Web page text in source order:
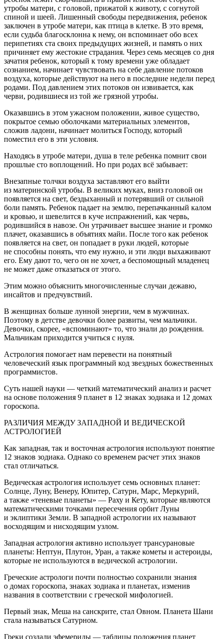
утробы матери, с головой, прижатой к животу, с согнутой
спиной и шеей. Лишенный свободы передвижения, ребенок
заключен в утробе матери, как птица в клетке. В это время,
если судьба благосклонна к нему, он вспоминает обо всех
перипетиях ста своих предыдущих жизней, и память о них
причиняет ему жестокие страдания. Через семь месяцев со дня
зачатия ребенок, который к тому времени уже обладает
сознанием, начинает чувствовать на себе давление потоков
воздуха, которые действуют на него в последние недели перед
родами. Под давлением этих потоков он извивается, как
черви, родившиеся из той же грязной утробы.
Оказавшись в этом ужасном положении, живое существо,
покрытое семью оболочками материальных элементов,
сложив ладони, начинает молиться Господу, который
поместил его в эти условия.
Находясь в утробе матери, душа в теле ребенка помнит свои
прошлые сто воплощений. Но при родах всё забывает:
Внезапные толчки воздуха заставляют его выйти
из материнской утробы. В великих муках, вниз головой он
появляется на свет, бездыханный и потерявший от сильной
боли память. Ребенок падает на землю, перепачканный калом
и кровью, и шевелится в куче испражнений, как червь,
родившийся в навозе. Он утрачивает высшее знание и громко
плачет, оказавшись в объятиях майи. После того как ребенок
появляется на свет, он попадает в руки людей, которые
не способны понять, что ему нужно, и эти люди выхаживают
его. Ему дают то, чего он не хочет, а беспомощный младенец
не может даже отказаться от этого.
Этим можно объяснить многочисленные случаи дежавю,
инсайтов и предчувствий.
В женщинах больше лунной энергии, чем в мужчинах.
Поэтому в детстве девочки более развиты, чем мальчики.
Девочки, скорее, «вспоминают» то, что знали до рождения.
Мальчикам приходится учиться с нуля.
Астрология помогает нам перевести на понятный
человеческий язык программный код звездных божественных
программистов.
Суть нашей науки — четкий математический анализ и расчет
на основе положения 9 планет в 12 знаках зодиака и 12 домах
гороскопа.
РАЗЛИЧИЯ МЕЖДУ ЗАПАДНОЙ И ВЕДИЧЕСКОЙ
АСТРОЛОГИЕЙ
Как западная, так и восточная астрология используют понятие
12 знаков зодиака. Однако со временем расчет этих знаков
стал отличаться.
Ведическая астрология использует семь основных планет:
Солнце, Луну, Венеру, Юпитер, Сатурн, Марс, Меркурий,
а также «теневые планеты» — Раху и Кету, которые являются
математическими точками пересечения орбит Луны
и эклиптики Земли. В западной астрологии их называют
восходящим и нисходящим узлом.
Западная астрология активно использует трансурановые
планеты: Нептун, Плутон, Уран, а также кометы и астероиды,
которые не используются в ведической астрологии.
Греческие астрологи почти полностью сохранили знания
о домах гороскопа, знаках зодиака и планетах, изменив
названия в соответствии с греческой мифологией.
Первый знак, Меша на санскрите, стал Овном. Планета Шани
стала называться Сатурном.
Греки создали эфемериды — таблицы положения планет